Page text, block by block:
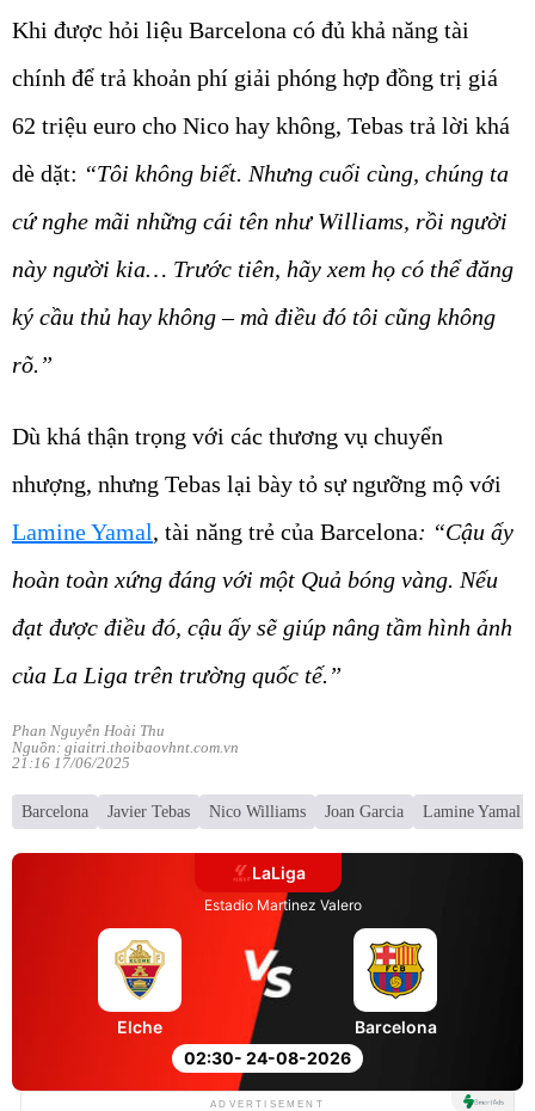
Khi được hỏi liệu Barcelona có đủ khả năng tài
chính để trả khoản phí giải phóng hợp đồng trị giá
62 triệu euro cho Nico hay không, Tebas trả lời khá
dè dặt: “Tôi không biết. Nhưng cuối cùng, chúng ta
cứ nghe mãi những cái tên như Williams, rồi người
này người kia… Trước tiên, hãy xem họ có thể đăng
ký cầu thủ hay không – mà điều đó tôi cũng không
rõ.”
Dù khá thận trọng với các thương vụ chuyển
nhượng, nhưng Tebas lại bày tỏ sự ngưỡng mộ với
Lamine Yamal, tài năng trẻ của Barcelona: “Cậu ấy
hoàn toàn xứng đáng với một Quả bóng vàng. Nếu
đạt được điều đó, cậu ấy sẽ giúp nâng tầm hình ảnh
của La Liga trên trường quốc tế.”
Phan Nguyễn Hoài Thu
Nguồn: giaitri.thoibaovhnt.com.vn
21:16 17/06/2025
Barcelona Javier Tebas Nico Williams Joan Garcia Lamine Yamal
LaLiga
Estadio Martinez Valero
02:30- 24-08-2026
Elche Barcelona
ADVERTISEMENT